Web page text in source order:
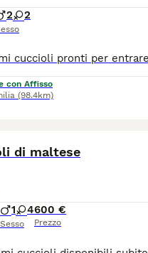
2 2
con Affisso
(98.4km)
di maltese
1 4
Sesso
600 €
Prezzo